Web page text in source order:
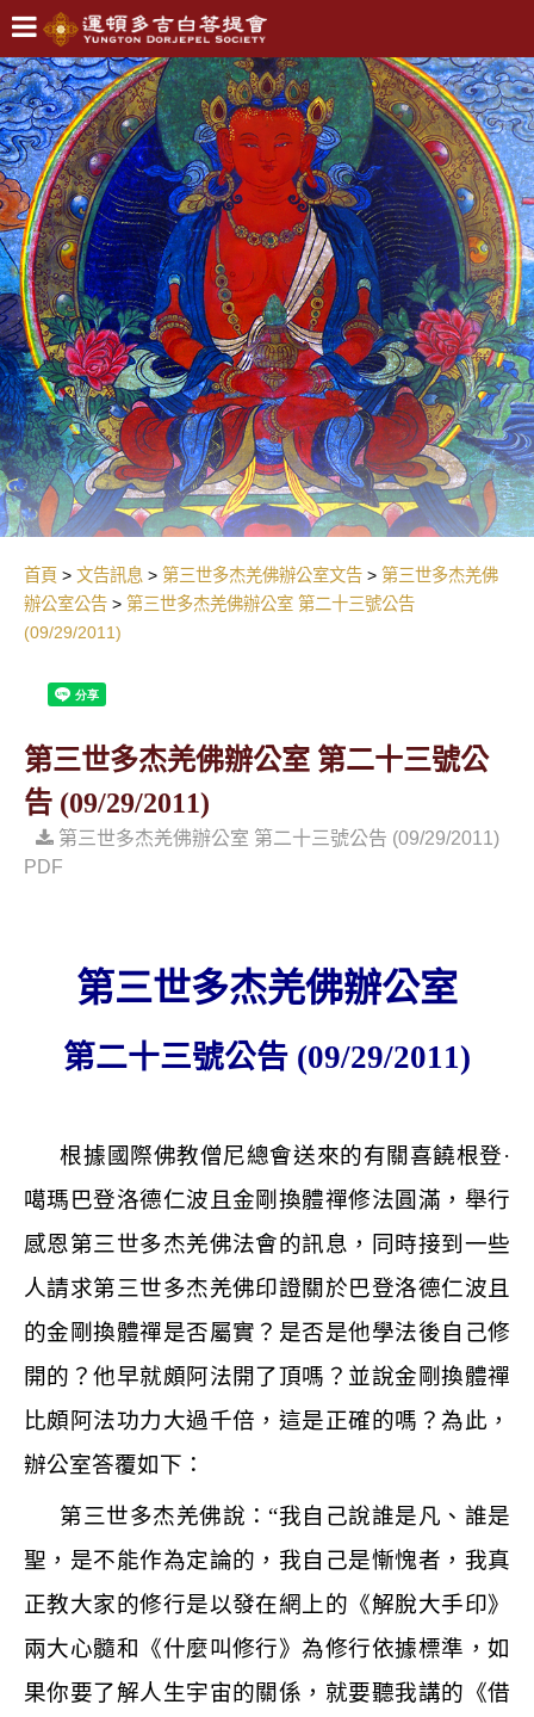
首頁 文告訊息 第三世多杰羌佛辦公室文告
第三世多杰羌佛
辦公室公告
第三世多杰羌佛辦公室 第二十三號公告
(09/29/2011)
第三世多杰羌佛辦公室 第二十三號公
告 (09/29/2011)
第三世多杰羌佛辦公室 第二十三號公告 (09/29/2011)
PDF
第三世多杰羌佛辦公室
第二十三號公告 (09/29/2011)
根據國際佛教僧尼總會送來的有關喜饒根登·
噶瑪巴登洛德仁波且金剛換體禪修法圓滿，舉行
感恩第三世多杰羌佛法會的訊息，同時接到一些
人請求第三世多杰羌佛印證關於巴登洛德仁波且
的金剛換體禪是否屬實？是否是他學法後自己修
開的？他早就頗阿法開了頂嗎？並說金剛換體禪
比頗阿法功力大過千倍，這是正確的嗎？為此，
辦公室答覆如下：
第三世多杰羌佛說： “我自己說誰是凡、誰是
聖，是不能作為定論的，我自己是慚愧者，我真
正教大家的修行是以發在網上的《解脫大手印》
兩大心髓和《什麼叫修行》為修行依據標準，如
果你要了解人生宇宙的關係，就要聽我講的《借